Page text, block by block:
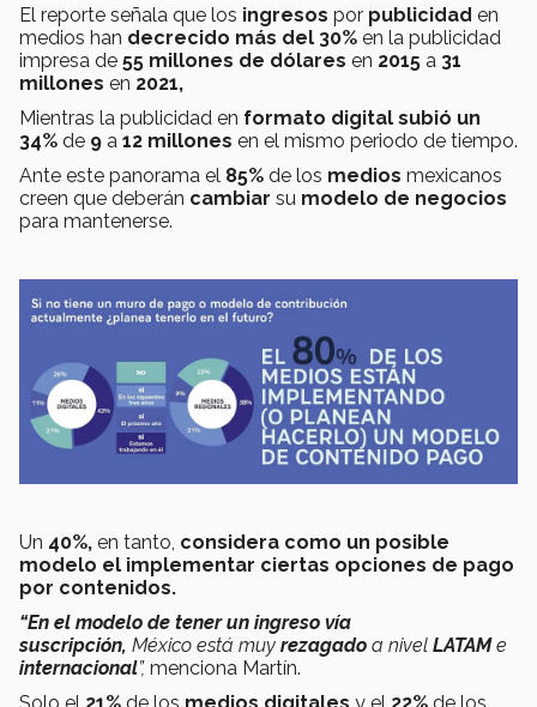
El reporte señala que los ingresos por publicidad en
medios han decrecido más del 30% en la publicidad
impresa de 55 millones de dólares en 2015 a 31
millones en 2021,
Mientras la publicidad en formato digital subió un
34% de 9 a 12 millones en el mismo periodo de tiempo.
Ante este panorama el 85% de los medios mexicanos
creen que deberán cambiar su modelo de negocios
para mantenerse.
Un 40%, en tanto, considera como un posible
modelo el implementar ciertas opciones de pago
por contenidos.
“En el modelo de tener un ingreso vía
suscripción, México está muy rezagado a nivel LATAMe
internacional”, menciona Martín.